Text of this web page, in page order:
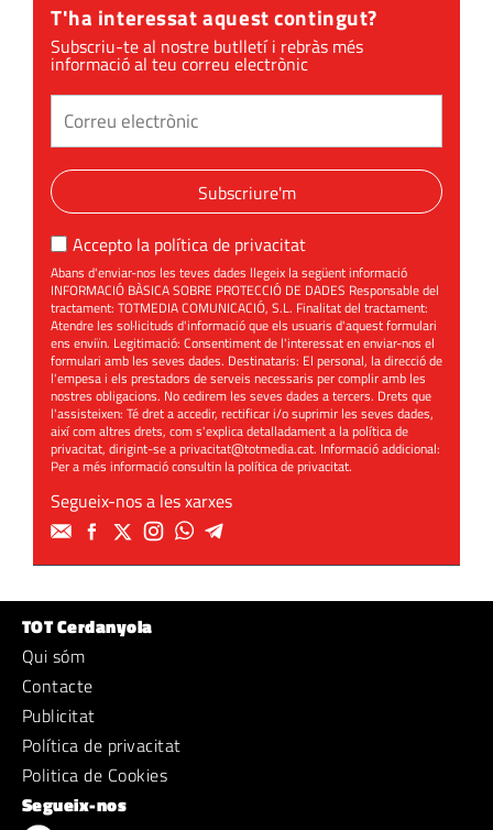
T'ha interessat aquest contingut?
Subscriu-te al nostre butlletí i rebràs més
informació al teu correu electrònic
Subscriure'm
Accepto la política de privacitat
Abans d'enviar-nos les teves dades llegeix la següent informació
INFORMACIÓ BÀSICA SOBRE PROTECCIÓ DE DADES Responsable del
tractament: TOTMEDIA COMUNICACIÓ, S.L. Finalitat del tractament:
Atendre les sol·licituds d'informació que els usuaris d'aquest formulari
ens enviïn. Legitimació: Consentiment de l'interessat en enviar-nos el
formulari amb les seves dades. Destinataris: El personal, la direcció de
l'empesa i els prestadors de serveis necessaris per complir amb les
nostres obligacions. No cedirem les seves dades a tercers. Drets que
l'assisteixen: Té dret a accedir, rectificar i/o suprimir les seves dades,
així com altres drets, com s'explica detalladament a la política de
privacitat, dirigint-se aprivacitat@totmedia.cat. Informació addicional:
Per a més informació consultin lapolítica de privacitat.
Segueix-nos a les xarxes
TOT Cerdanyola
Qui sóm
Contacte
Publicitat
Política de privacitat
Politica de Cookies
Segueix-nos